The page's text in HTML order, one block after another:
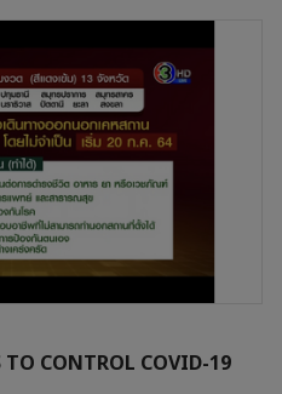
TO CONTROL COVID-19